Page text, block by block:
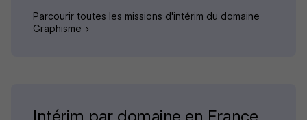
Parcourir toutes les missions d'intérim du domaine
Graphisme